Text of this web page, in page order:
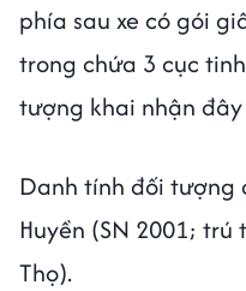
phía sau xe có gói
trong chứa 3 cục
tượng khai nhận
Danh tính đối tượng
Huyền (SN 2001;
Thọ).